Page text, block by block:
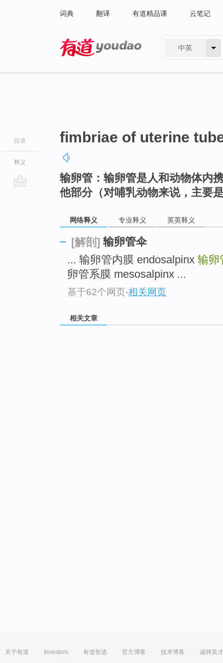
词典 翻译 有道精品课 云笔记
中英
目录
释义
fimbriae of uterine
输卵管：输卵管是人和动物体内
他部分（对哺乳动物来说，主要
网络释义 专业释义 英英释义
[解剖] 输卵管伞
... 输卵管内膜 endosalpinx 输
卵管系膜 mesosalpinx ...
基于62个网页-相关网页
相关文章
关于有道 Investors 有道智选 官方博客 技术博客 诚聘英才